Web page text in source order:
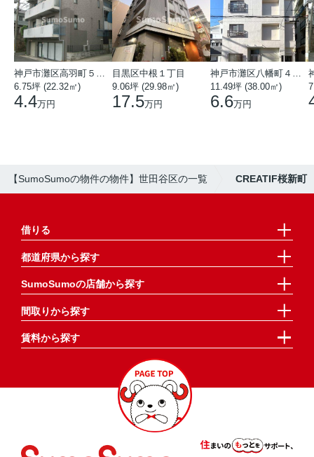
6.75坪 (22.32㎡)
4.4万円
目黒区中根１丁目
9.06坪 (29.98㎡)
17.5万円
11.49坪 (38.00㎡)
6.6万円
【SumoSumoの物件の物件】世田谷区の一覧 CREATIF桜新町
借りる
都道府県から探す
SumoSumoの店舗から探す
間取りから探す
賃料から探す